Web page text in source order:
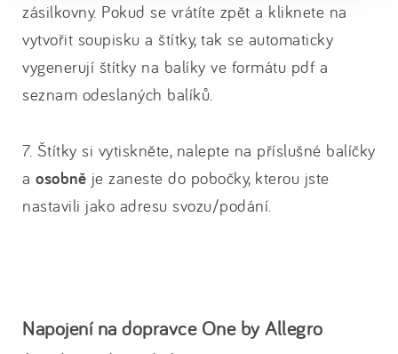
zásilkovny. Pokud se vrátíte zpět a kliknete na
vytvořit soupisku a štítky, tak se automaticky
vygenerují štítky na balíky ve formátu pdf a
seznam odeslaných balíků.
7. Štítky si vytiskněte, nalepte na příslušné balíčky
a osobně je zaneste do pobočky, kterou jste
nastavili jako adresu svozu/podání.
Napojení na dopravce One by Allegro